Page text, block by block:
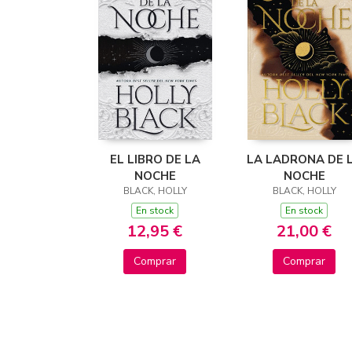
EL LIBRO DE LA
NOCHE
BLACK, HOLLY
En stock
12,95 €
Comprar
LA LADRONA DE
NOCHE
BLACK, HOLLY
En stock
21,00 €
Comprar